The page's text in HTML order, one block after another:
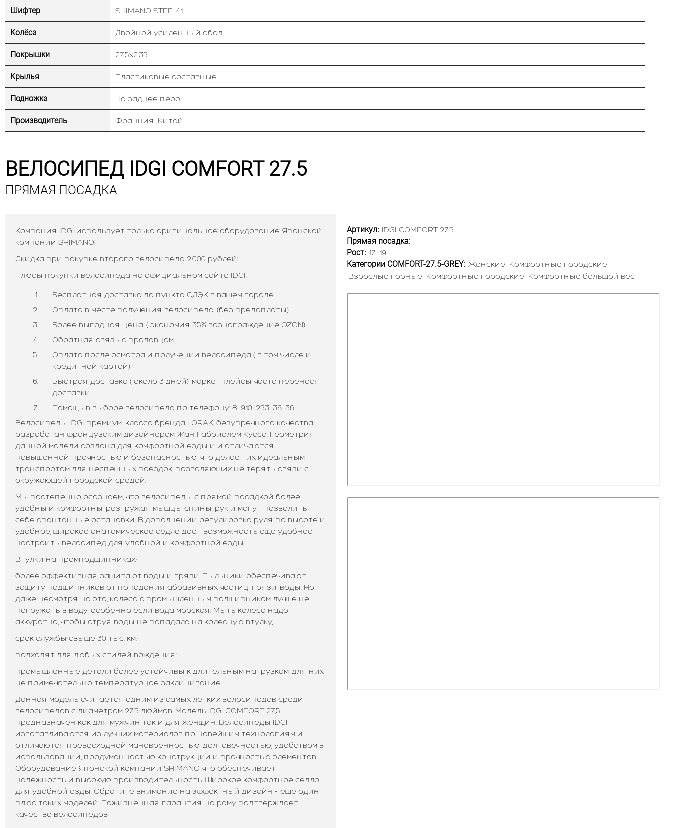
Шифтер SHIMANO STEF-41
Колёса Двойной усиленный обод
Покрышки 27.5х2.35
Крылья Пластиковые составные
Подножка На заднее перо
Производитель Франция-Китай
ВЕЛОСИПЕД IDGI COMFORT 27.5
ПРЯМАЯ ПОСАДКА
Компания IDGI использует только оригинальное оборудование Японской
компании SHIMANO!
Скидка при покупке второго велосипеда 2.000 рублей!
Плюсы покупки велосипеда на официальном сайте IDGI:
Бесплатная доставка до пункта СДЭК в вашем городе
Оплата в месте получения велосипеда. (без предоплаты).
Более выгодная цена. ( экономия 35% вознограждение OZON)
Обратная связь с продавцом
Оплата после осмотра и получении велосипеда ( в том числе и
кредитной картой)
Быстрая доставка ( около 3 дней), маркетплейсы часто переносят
доставки.
Помощь в выборе велосипеда по телефону: 8-910-253-36-36.
Велосипеды IDGI премиум-класса бренда LORAK, безупречного качества,
разработан французским дизайнером Жан Габриелем Куссо. Геометрия
данной модели создана для комфортной езды и и отличаются
повышенной прочностью и безопасностью, что делает их идеальным
транспортом для неспешных поездок, позволяющих не терять связи с
окружающей городской средой.
Мы постепенно осознаем, что велосипеды с прямой посадкой более
удобны и комфортны, разгружая мышцы спины, рук и могут позволить
себе спонтанные остановки. В дополнении регулировка руля по высоте и
удобное, широкое анатомическое седло дает возможность еще удобнее
настроить велосипед для удобной и комфортной езды.
Втулки на промподшипниках:·
более эффективная защита от воды и грязи. Пыльники обеспечивают
защиту подшипников от попадания абразивных частиц, грязи, воды. Но
даже несмотря на это, колесо с промышленным подшипником лучше не
погружать в воду, особенно если вода морская. Мыть колеса надо
аккуратно, чтобы струя воды не попадала на колесную втулку;·
срок службы свыше 30 тыс. км;·
подходят для любых стилей вождения;·
промышленные детали более устойчивы к длительным нагрузкам, для них
не примечательно температурное заклинивание.
Данная модель считается одним из самых лёгких велосипедов среди
велосипедов с диаметром 27.5 дюймов. Модель IDGI COMFORT 27,5
предназначен как для мужчин так и для женщин. Велосипеды IDGI
изготавливаются из лучших материалов по новейшим технологиям и
отличаются превосходной маневренностью, долговечностью, удобством в
использовании, продуманностью конструкции и прочностью элементов.
Оборудование Японской компании SHIMANO что обеспечивает
надежность и высокую производительность. Широкое комфортное седло
для удобной езды. Обратите внимание на эффектный дизайн - ещё один
плюс таких моделей. Пожизненная гарантия на раму подтверждает
качество велосипедов
Артикул: IDGI COMFORT 27.5
Прямая посадка:
Рост: 17 19
Категории COMFORT-27.5-GREY: Женские Комфортные городские
Взрослые горные Комфортные городские Комфортные большой вес